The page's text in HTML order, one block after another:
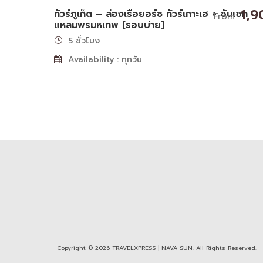
ทัวร์ภูเก็ต – ล่องเรือยอร์ช ทัวร์เกาะเฮ + ซันเซท
แหลมพรมหเทพ [รอบบ่าย]
From
5 ชั่วโมง
Availability : ทุกวัน
Copyright © 2026 TRAVELXPRESS | NAVA SUN. All Rights Reserved.